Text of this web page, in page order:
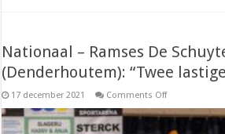
Nationaal – Ramses De
(Denderhoutem): “Twee
17 december 2021 Comments Offon
–